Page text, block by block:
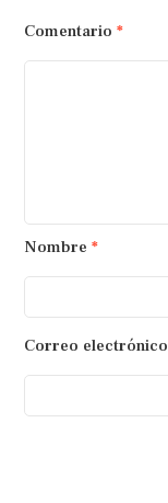
Comentario *
Nombre *
Correo electrónico